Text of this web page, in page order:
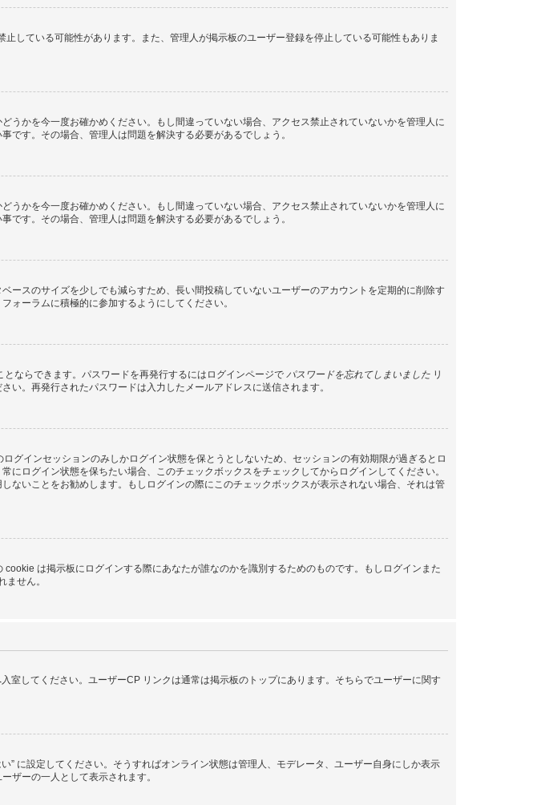
している可能性があります。また、管理人が掲示板のユーザー登録を停止している可能性もありま
かを今一度お確かめください。もし間違っていない場合、アクセス禁止されていないかを管理人に
です。その場合、管理人は問題を解決する必要があるでしょう。
かを今一度お確かめください。もし間違っていない場合、アクセス禁止されていないかを管理人に
です。その場合、管理人は問題を解決する必要があるでしょう。
スのサイズを少しでも減らすため、長い間投稿していないユーザーのアカウントを定期的に削除す
ォーラムに積極的に参加するようにしてください。
ならできます。パスワードを再発行するにはログインページで パスワードを忘れてしまいました リ
。再発行されたパスワードは入力したメールアドレスに送信されます。
グインセッションのみしかログイン状態を保とうとしないため、セッションの有効期限が過ぎるとロ
ログイン状態を保ちたい場合、このチェックボックスをチェックしてからログインしてください。
ないことをお勧めします。もしログインの際にこのチェックボックスが表示されない場合、それは管
は掲示板にログインする際にあなたが誰なのかを識別するためのものです。もしログインまた
せん。
してください。ユーザーCP リンクは通常は掲示板のトップにあります。そちらでユーザーに関す
” に設定してください。そうすればオンライン状態は管理人、モデレータ、ユーザー自身にしか表示
ザーの一人として表示されます。